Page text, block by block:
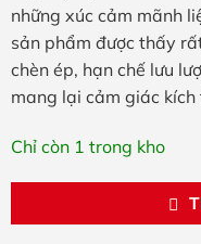
những xúc cảm mãnh
sản phẩm được thấy
chèn ép, hạn chế lưu
mang lại cảm giác
Chỉ còn 1 trong kho